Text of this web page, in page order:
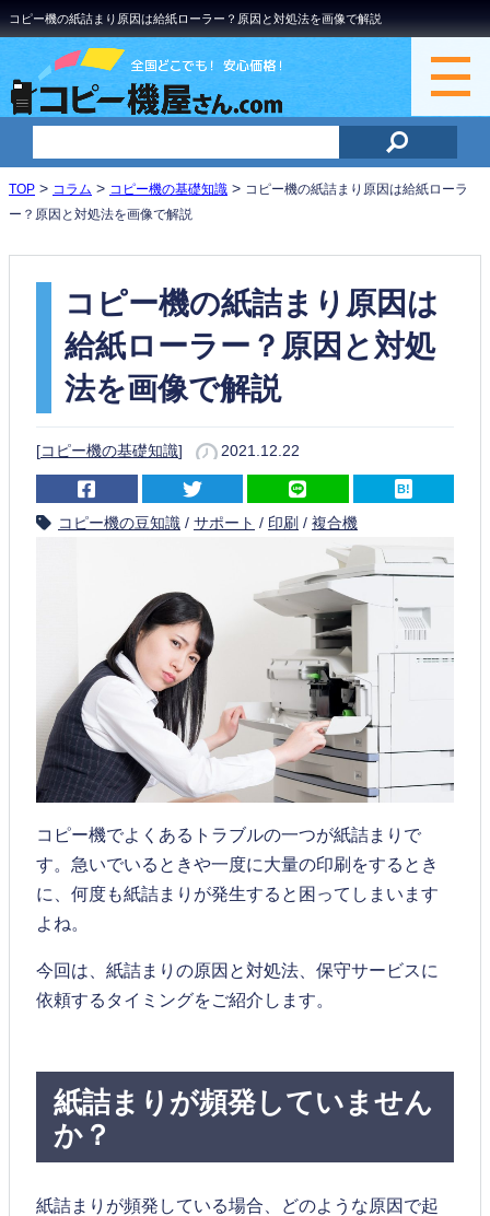
コピー機の紙詰まり原因は給紙ローラー？原因と対処法を画像で解説
TOP > コラム > コピー機の基礎知識 > コピー機の紙詰まり原因は給紙ローラ
ー？原因と対処法を画像で解説
コピー機の紙詰まり原因は
給紙ローラー？原因と対処
法を画像で解説
[コピー機の基礎知識] 2021.12.22
コピー機の豆知識 / サポート / 印刷 / 複合機
コピー機でよくあるトラブルの一つが紙詰まりで
す。急いでいるときや一度に大量の印刷をするとき
に、何度も紙詰まりが発生すると困ってしまいます
よね。
今回は、紙詰まりの原因と対処法、保守サービスに
依頼するタイミングをご紹介します。
紙詰まりが頻発していません
か？
紙詰まりが頻発している場合、どのような原因で起